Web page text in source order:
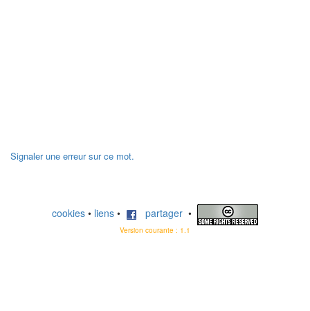
Signaler une erreur sur ce mot.
cookies • liens • partager •
Version courante : 1.1